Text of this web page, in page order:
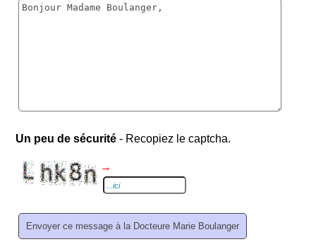
Un peu de sécurité - Recopiez le captcha.
→